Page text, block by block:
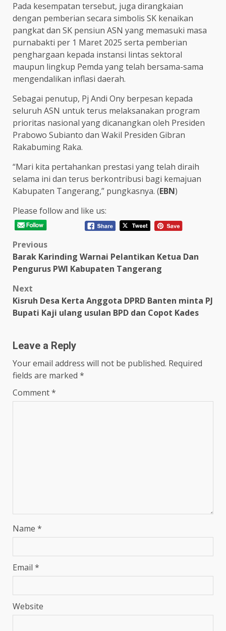
Pada kesempatan tersebut, juga dirangkaian
dengan pemberian secara simbolis SK kenaikan
pangkat dan SK pensiun ASN yang memasuki masa
purnabakti per 1 Maret 2025 serta pemberian
penghargaan kepada instansi lintas sektoral
maupun lingkup Pemda yang telah bersama-sama
mengendalikan inflasi daerah.
Sebagai penutup, Pj Andi Ony berpesan kepada
seluruh ASN untuk terus melaksanakan program
prioritas nasional yang dicanangkan oleh Presiden
Prabowo Subianto dan Wakil Presiden Gibran
Rakabuming Raka.
“Mari kita pertahankan prestasi yang telah diraih
selama ini dan terus berkontribusi bagi kemajuan
Kabupaten Tangerang,” pungkasnya. (EBN)
Please follow and like us:
Post
navigation
Previous
Barak Karinding Warnai Pelantikan Ketua Dan
Pengurus PWI Kabupaten Tangerang
Next
Kisruh Desa Kerta Anggota DPRD Banten minta PJ
Bupati Kaji ulang usulan BPD dan Copot Kades
Leave a Reply
Your email address will not be published. Required
fields are marked *
Comment*
Name *
Email *
Website